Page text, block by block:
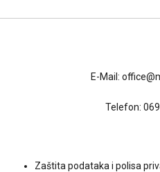
E-Mail:
Telefon:
Zaštita podataka i polisa